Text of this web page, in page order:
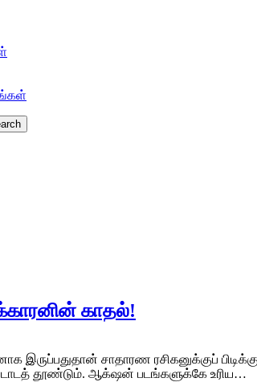
காதல்!
இருப்பதுதான் சாதாரண ரசிகனுக்குப்
தூண்டும். ஆக்‌ஷன் படங்களுக்கே உரிய…